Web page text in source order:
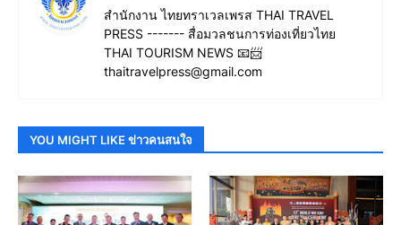
สำนักงาน ไทยทราเวลเพรส THAI TRAVEL
PRESS ------- สื่อมวลชนการท่องเที่ยวไทย
THAI TOURISM NEWS 📧📨
thaitravelpress@gmail.com
YOU MIGHT LIKE ข่าวคนสนใจ